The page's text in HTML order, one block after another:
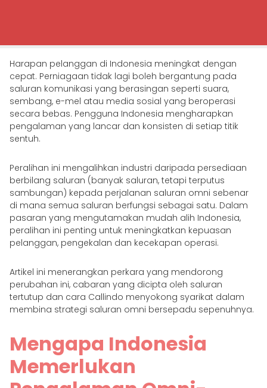
Harapan pelanggan di Indonesia meningkat dengan
cepat. Perniagaan tidak lagi boleh bergantung pada
saluran komunikasi yang berasingan seperti suara,
sembang, e-mel atau media sosial yang beroperasi
secara bebas. Pengguna Indonesia mengharapkan
pengalaman yang lancar dan konsisten di setiap titik
sentuh.
Peralihan ini mengalihkan industri daripada persediaan
berbilang saluran (banyak saluran, tetapi terputus
sambungan) kepada perjalanan saluran omni sebenar
di mana semua saluran berfungsi sebagai satu. Dalam
pasaran yang mengutamakan mudah alih Indonesia,
peralihan ini penting untuk meningkatkan kepuasan
pelanggan, pengekalan dan kecekapan operasi.
Artikel ini menerangkan perkara yang mendorong
perubahan ini, cabaran yang dicipta oleh saluran
tertutup dan cara Callindo menyokong syarikat dalam
membina strategi saluran omni bersepadu sepenuhnya.
Mengapa Indonesia
Memerlukan